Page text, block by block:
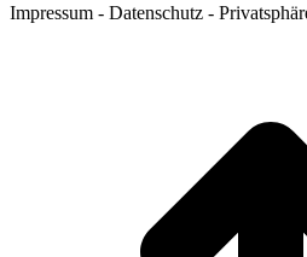
Impressum - Datenschutz -